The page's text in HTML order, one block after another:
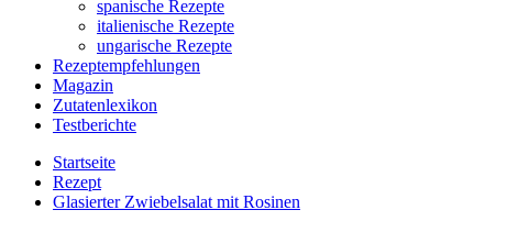
spanische Rezepte
italienische Rezepte
ungarische Rezepte
Rezeptempfehlungen
Magazin
Zutatenlexikon
Testberichte
Startseite
Rezept
Glasierter Zwiebelsalat mit Rosinen